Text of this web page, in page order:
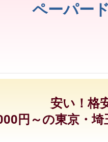
ペーパー
安い！格
円～の東京・